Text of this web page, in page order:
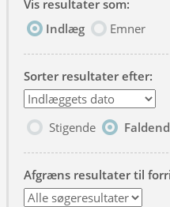
Vis resultater som:
Indlæg
Emner
Sorter resultater efter:
Stigende
Afgræns resultater til